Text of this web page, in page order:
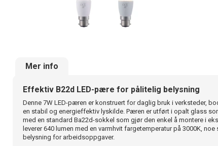
Mer info
Effektiv B22d LED-pære for pålitelig belysning
Denne 7W LED-pæren er konstruert for daglig bruk i verksteder,
en stabil og energieffektiv lyskilde. Pæren er utført i opalt glass
med en standard Ba22d-sokkel som gjør den enkel å montere i
leverer 640 lumen med en varmhvit fargetemperatur på 3000K,
belysning for arbeidsoppgaver.